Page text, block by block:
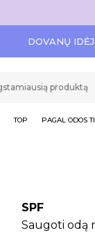
DOVANŲ
TOP PAGAL ODOS
SPF
Saugoti odą